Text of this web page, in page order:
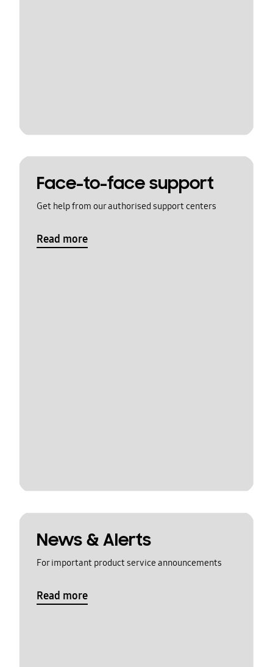
Face-to-face support
Get help from our authorised support centers
Read more
News & Alerts
For important product service announcements
Read more